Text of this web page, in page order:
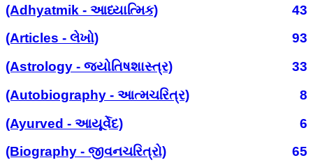
(Adhyatmik - આધ્યાત્મિક)
43
(Articles - લેખો)
93
(Astrology - જ્યોતિષશાસ્ત્ર)
33
(Autobiography - આત્મચરિત્ર)
8
(Ayurved - આયૂર્વેદ)
6
(Biography - જીવનચરિત્રો)
65